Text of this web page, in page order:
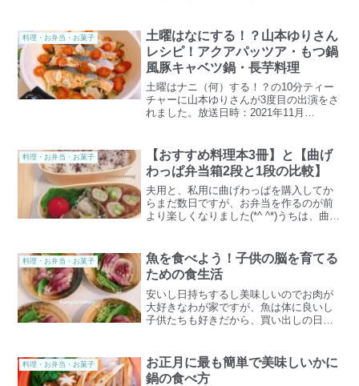
こんな感じです＾＾最近気候が暑いの
で、外でも食べられる...
料理・お弁当・お菓子
土曜はなにする！？山本ゆりさん
レシピ！アクアパッツア・もつ鍋
風豚キャベツ鍋・長芋料理
土曜はナニ（何）する！？の10分ティー
チャーに山本ゆりさんが3度目の出演をさ
れました。放送日時：2021年11月
開されましたので作り方をメモしてご紹
介します♪ 長...
料理・お弁当・お菓子
【おすすめ料理本3冊】と【曲げ
わっぱ弁当箱2段と1段の比較】
夫用と、私用に曲げわっぱを購入してか
らまだ数日ですが、お弁当を作るのが前
より楽しくなりました(*^ ^*)うちは、曲げ
ただければ違いの比較ができると思いま
す。私がお世...
料理・お弁当・お菓子
魚を食べよう！子供の脳を育てる
ための食生活
安いし日持ちするし美味しいのでお肉が
大好きなわが家ですが、魚は体に良いし
子供たちも好きだから、買い出しの日に
す。ちりめんじゃこやツナ缶、イワシ
缶、煮干しなども含めると日...
料理・お弁当・お菓子
お正月に最も簡単で美味しいかに
鍋の食べ方